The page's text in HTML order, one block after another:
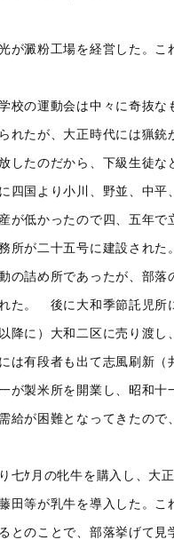
が澱粉工場を経営した。
の運動会は中々に奇抜な
れたが、大正時代には猟
したのだから、下級生徒
国より小川、野並、中平
が低かったので四、五年で
が二十五号に建設された
の詰め所であったが、部
た。 後に大和季節託児所
に）大和二区に売り渡し
は有段者も出て志風刷新
製米所を開業し、昭和十
給が困難となってきたの
ｹ月の牝牛を購入し、大
田等が乳牛を導入した。
のことで、部落挙げて見